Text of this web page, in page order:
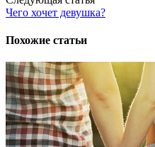
Чего хочет девушка?
Похожие статьи